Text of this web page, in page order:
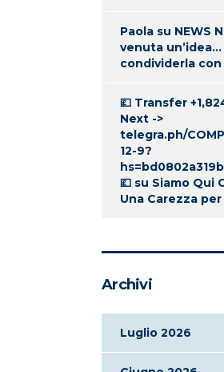
Paola su NEWS
venuta
condividerla
💷 Transfer
Next ->
telegra.ph/
12-9?
💷 su Siamo Qui
Una Carezza per
Archivi
Luglio 2026